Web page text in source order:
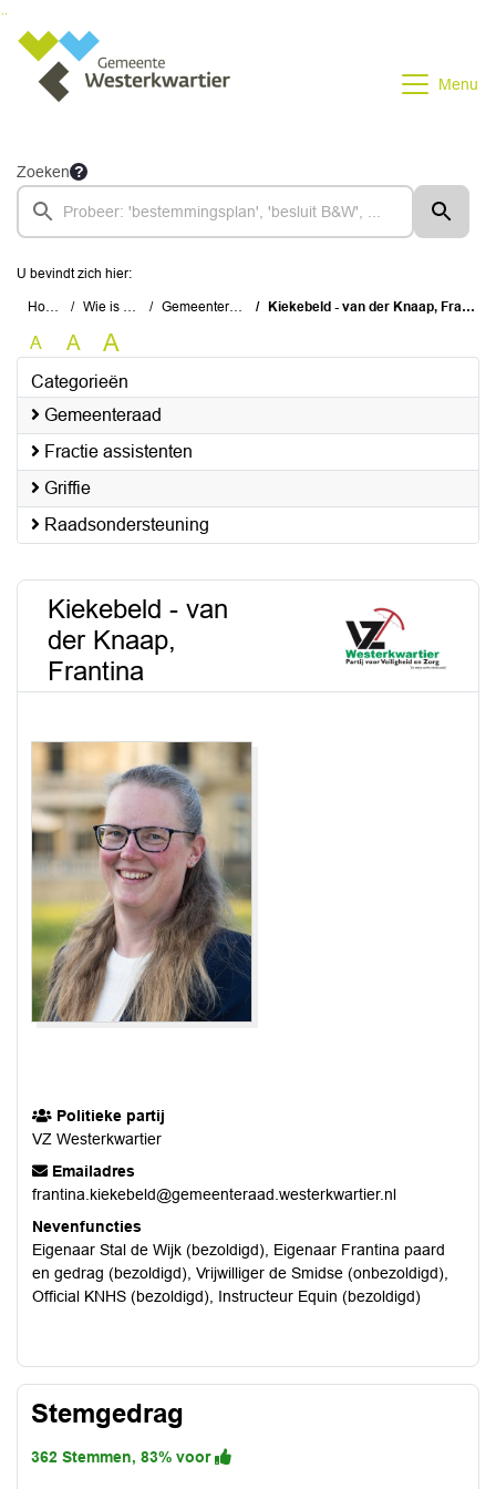
Menu
Zoeken
U bevindt zich hier:
Home Wie is wie Gemeenteraad Kiekebeld - van der Knaap, Frantina
A A A
Categorieën
Gemeenteraad
Fractie assistenten
Griffie
Raadsondersteuning
Kiekebeld - van
der Knaap,
Frantina
Politieke partij
VZ Westerkwartier
Emailadres
frantina.kiekebeld@gemeenteraad.westerkwartier.nl
Nevenfuncties
Eigenaar Stal de Wijk (bezoldigd), Eigenaar Frantina paard
en gedrag (bezoldigd), Vrijwilliger de Smidse (onbezoldigd),
Official KNHS (bezoldigd), Instructeur Equin (bezoldigd)
Stemgedrag
362 Stemmen, 83% voor